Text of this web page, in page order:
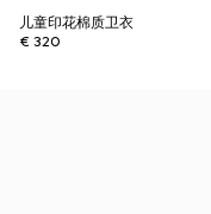
儿童印花棉质卫衣
€ 320